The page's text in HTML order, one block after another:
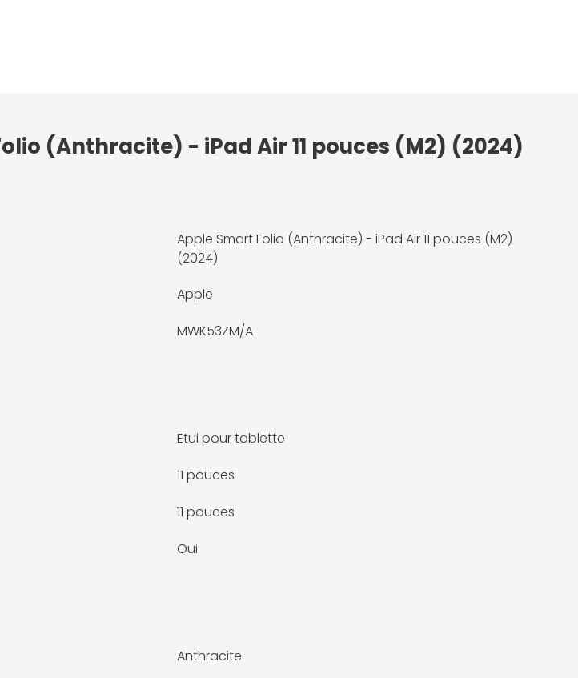
(Anthracite) - iPad Air 11 pouces (M2) (2024)
Apple Smart Folio (Anthracite) - iPad Air 11 pouces (M2)
(2024)
Apple
MWK53ZM/A
Etui pour tablette
11 pouces
11 pouces
Oui
Anthracite